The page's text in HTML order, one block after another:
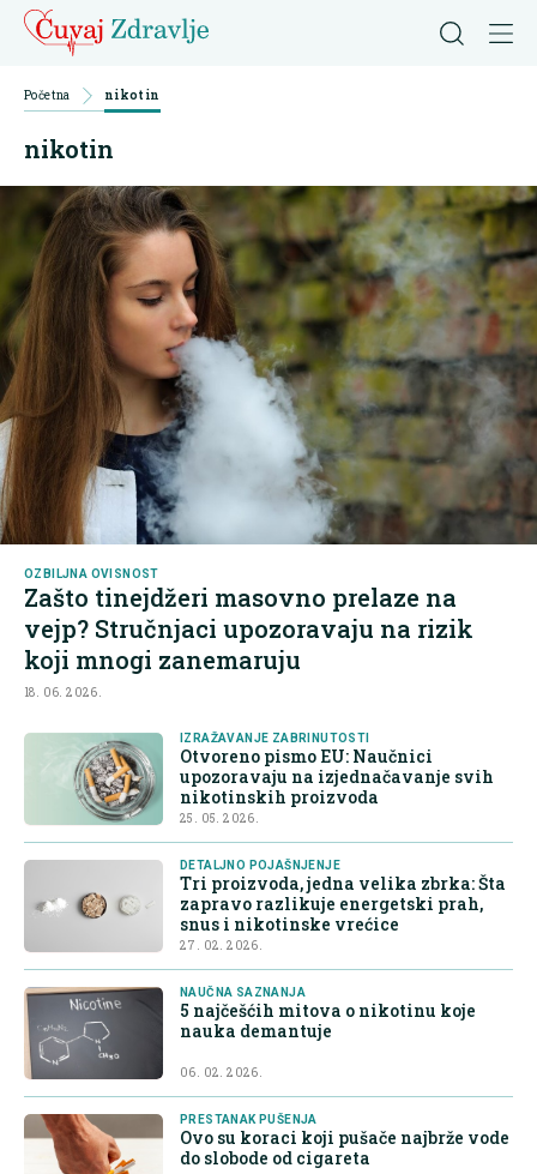
Početna nikotin
nikotin
OZBILJNA OVISNOST
Zašto tinejdžeri masovno prelaze na
vejp? Stručnjaci upozoravaju na rizik
koji mnogi zanemaruju
18. 06. 2026.
IZRAŽAVANJE ZABRINUTOSTI
Otvoreno pismo EU: Naučnici
upozoravaju na izjednačavanje svih
nikotinskih proizvoda
25. 05. 2026.
DETALJNO POJAŠNJENJE
Tri proizvoda, jedna velika zbrka: Šta
zapravo razlikuje energetski prah,
snus i nikotinske vrećice
27. 02. 2026.
NAUČNA SAZNANJA
5 najčešćih mitova o nikotinu koje
nauka demantuje
06. 02. 2026.
PRESTANAK PUŠENJA
Ovo su koraci koji pušače najbrže vode
do slobode od cigareta